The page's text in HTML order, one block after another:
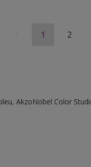
1 2
AkzoNobel Color